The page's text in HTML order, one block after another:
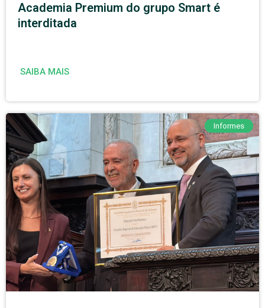
Academia Premium do grupo Smart é
interditada
SAIBA MAIS
Informes